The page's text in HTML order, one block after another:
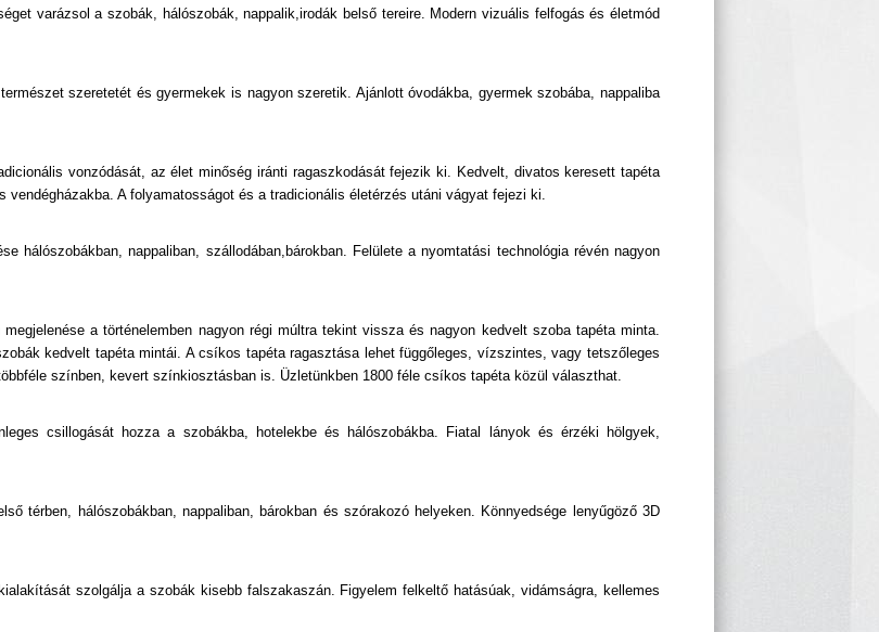
Gyöngyös
Konyha-Fürdőszobai
Különleges Felületű
Marokkói
varázsol a szobák, hálószobák, nappalik,irodák belső tereire. Modern vizuális felfogás és életmód
szeretetét és gyermekek is nagyon szeretik. Ajánlott óvodákba, gyermek szobába, nappaliba
vonzódását, az élet minőség iránti ragaszkodását fejezik ki. Kedvelt, divatos keresett tapéta
A folyamatosságot és a tradicionális életérzés utáni vágyat fejezi ki.
hálószobákban, nappaliban, szállodában,bárokban. Felülete a nyomtatási technológia révén nagyon
a történelemben nagyon régi múltra tekint vissza és nagyon kedvelt szoba tapéta minta.
kedvelt tapéta mintái. A csíkos tapéta ragasztása lehet függőleges, vízszintes, vagy tetszőleges
színben, kevert színkiosztásban is. Üzletünkben 1800 féle csíkos tapéta közül választhat.
csillogását hozza a szobákba, hotelekbe és hálószobákba. Fiatal lányok és érzéki hölgyek,
térben, hálószobákban, nappaliban, bárokban és szórakozó helyeken. Könnyedsége lenyűgöző 3D
szolgálja a szobák kisebb falszakaszán. Figyelem felkeltő hatásúak, vidámságra, kellemes